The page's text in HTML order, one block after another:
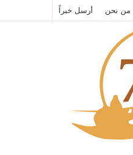
من نحن أرسل خبراً